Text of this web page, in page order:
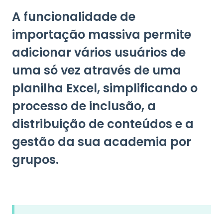
A funcionalidade de
importação massiva permite
adicionar vários usuários de
uma só vez através de uma
planilha Excel, simplificando o
processo de inclusão, a
distribuição de conteúdos e a
gestão da sua academia por
grupos.